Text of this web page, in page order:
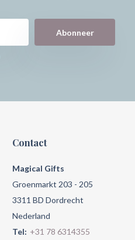
Abonneer
Contact
Magical Gifts
Groenmarkt 203 - 205
3311 BD Dordrecht
Nederland
Tel: +31 78 6314355